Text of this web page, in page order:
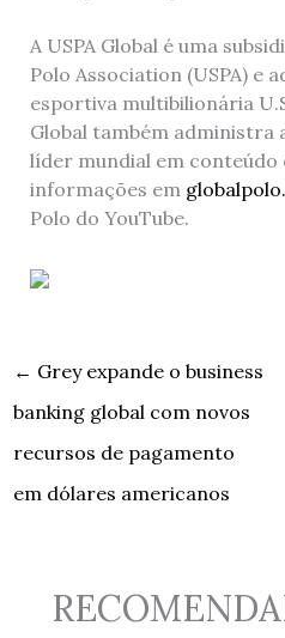
A USPA Global é uma
Polo Association (USPA) e
esportiva multibilionária
Global também administra
líder mundial em conteúdo
informações em
Polo do YouTube.
← Grey expande o business
banking global com novos
recursos de pagamento
em dólares americanos